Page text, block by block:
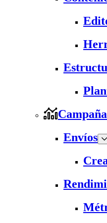
Envíos